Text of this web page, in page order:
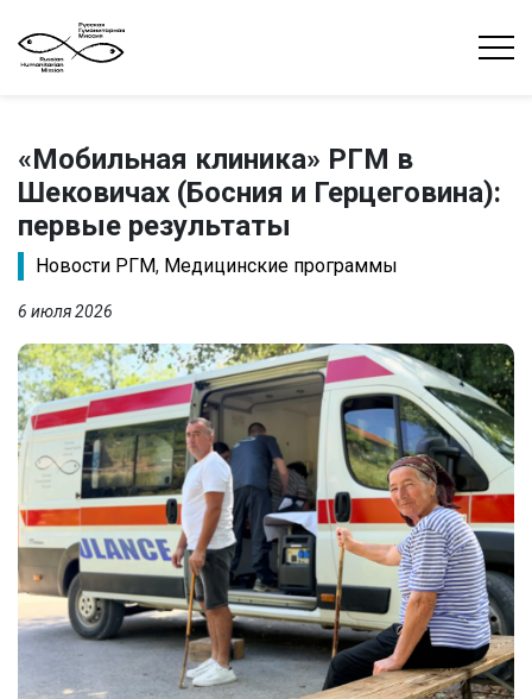
«Мобильная клиника» РГМ в
Шековичах (Босния и Герцеговина):
первые результаты
Новости РГМ, Медицинские программы
6 июля 2026